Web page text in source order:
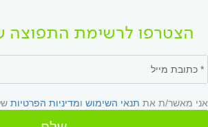
הצטרפו לרשימת התפוצה
אני מאשר/ת את תנאי השימוש ומדיניות הפרטיות